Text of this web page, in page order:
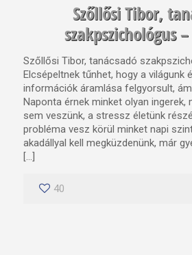
Szőllősi Tibor,
szakpszichológus
Szőllősi Tibor, tanácsadó
Elcsépeltnek tűnhet, hogy a világunk
információk áramlása felgyorsult,
Naponta érnek minket olyan ingerek,
sem veszünk, a stressz életünk
probléma vesz körül minket napi
akadállyal kell megküzdenünk, már
[…]
40